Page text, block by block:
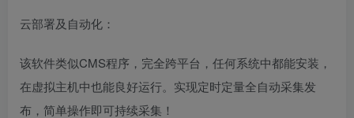
云部署及自动化：
该软件类似CMS程序，完全跨平台，任何系统中都能安装，
在虚拟主机中也能良好运行。实现定时定量全自动采集发
布，简单操作即可持续采集！